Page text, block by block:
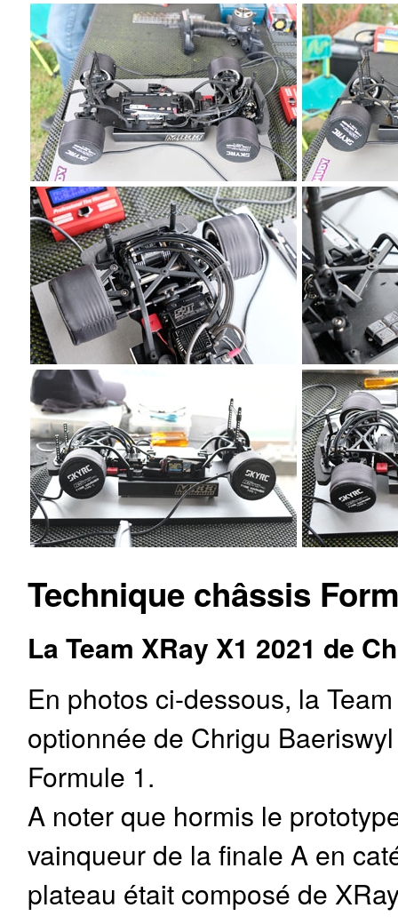
Technique châssis
La Team XRay X1 2021 de
En photos ci-dessous, la
optionnée de Chrigu
Formule 1.
A noter que hormis le
vainqueur de la finale A en
plateau était composé de